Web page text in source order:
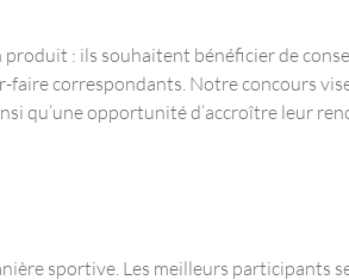
: ils souhaitent bénéficier de
faire correspondants. Notre concours
qu’une opportunité d’accroître leur
sportive. Les meilleurs participants